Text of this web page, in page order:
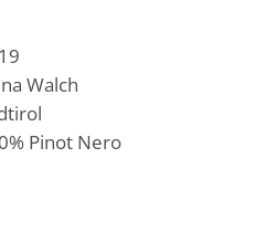
Walch
Pinot Nero